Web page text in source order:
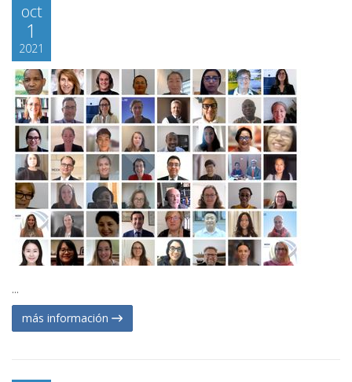
oct
1
2021
...
más información